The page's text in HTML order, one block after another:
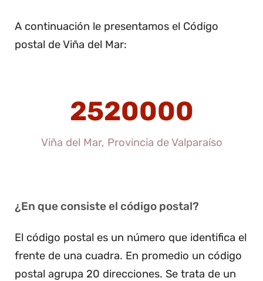
A continuación le presentamos el Código
postal de Viña del Mar:
2520000
Viña del Mar, Provincia de Valparaíso
¿En que consiste el código postal?
El código postal es un número que identifica el
frente de una cuadra. En promedio un código
postal agrupa 20 direcciones. Se trata de un